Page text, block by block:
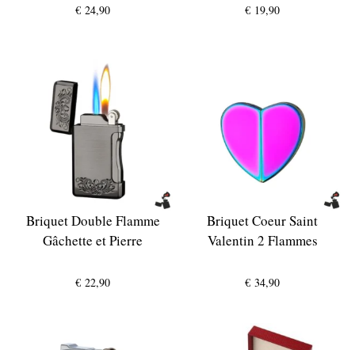
€ 24,90 € 19,90
Briquet Double Flamme
Gâchette et Pierre
€ 22,90
Briquet Coeur Saint
Valentin 2 Flammes
€ 34,90